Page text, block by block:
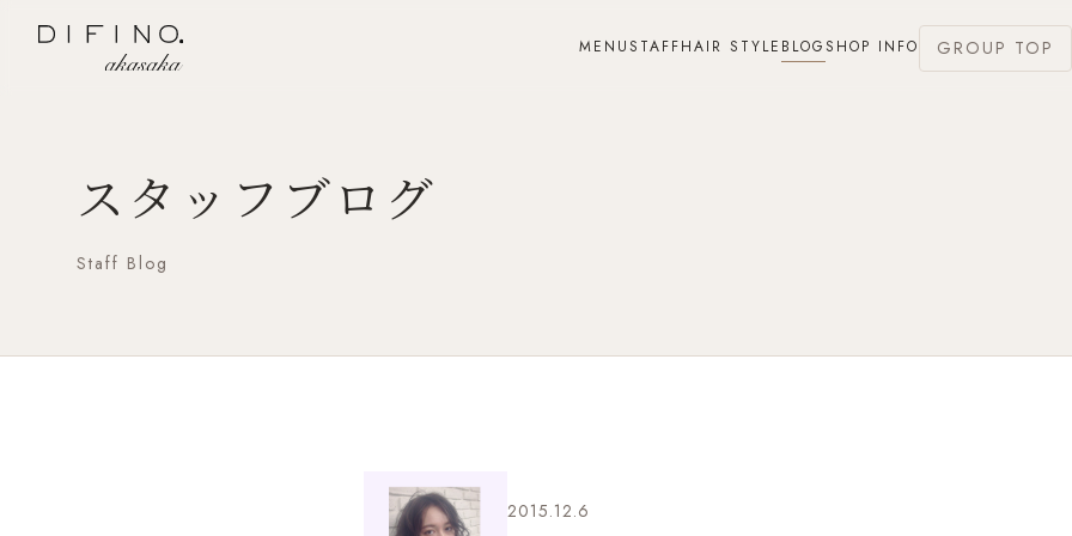
MENUSTAFFHAIR STYLE BLOGSHOP INFO GROUP TOP
スタッフブログ
Staff Blog
2015.12.6